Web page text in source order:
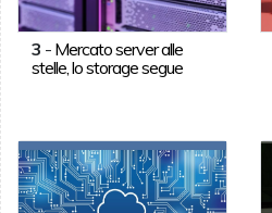
3 - Mercato server alle
stelle, lo storage segue